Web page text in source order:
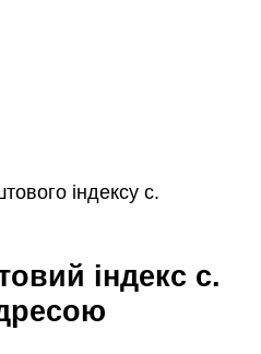
індексу с.